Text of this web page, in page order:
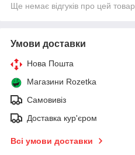
Ще немає відгуків про цей товар
Умови доставки
Нова Пошта
Магазини Rozetka
Самовивіз
Доставка кур'єром
Всі умови доставки